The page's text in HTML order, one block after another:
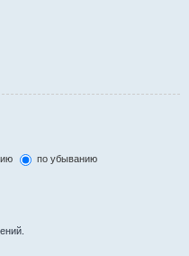
по убыванию